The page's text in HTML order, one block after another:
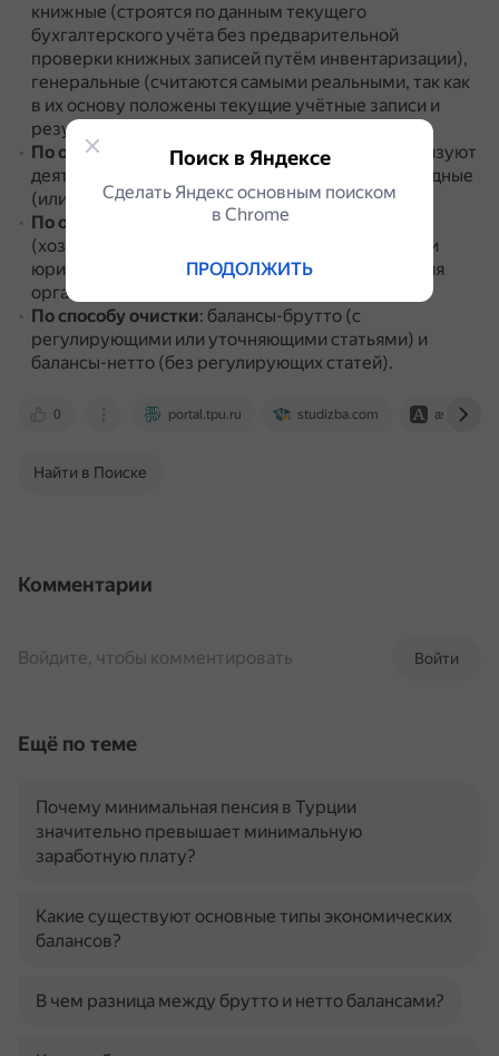
книжные (строятся по данным текущего
бухгалтерского учёта без предварительной
проверки книжных записей путём инвентаризации),
генеральные (считаются самыми реальными, так как
в их основу положены текущие учётные записи и
результаты инвентаризации).
По объёму информации: единичные (характеризуют
деятельность только одного предприятия) и сводные
(или консолидированные).
По объекту отражения: самостоятельные
(хозяйствующие субъекты, наделённые правами
юридического лица) и отдельные (подразделения
организации — филиалы, отделы, цеха и т. д.).
По способу очистки: балансы-брутто (с
регулирующими или уточняющими статьями) и
балансы-нетто (без регулирующих статей).
0 portal.tpu.ru studizba.com
Найти в Поиске
Комментарии
Войти
Войдите, чтобы комментировать
Ещё по теме
Почему минимальная пенсия в Турции
значительно превышает минимальную
заработную плату?
Какие существуют основные типы экономических
балансов?
В чем разница между брутто и нетто балансами?
Поиск в Яндексе
Сделать Яндекс основным поиском
в Сhrome
ПРОДОЛЖИТЬ